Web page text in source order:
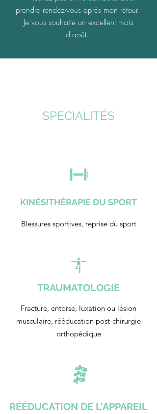
prendre rendez-vous après mon retour.
Je vous souhaite un excellent mois
d'août.
SPECIALITÉS
KINÉSITHÉRAPIE DU SPORT
Blessures sportives, reprise du sport
TRAUMATOLOGIE
Fracture, entorse, luxation ou lésion
musculaire, rééducation post-chirurgie
orthopédique
RÉÉDUCATION DE L'APPAREIL